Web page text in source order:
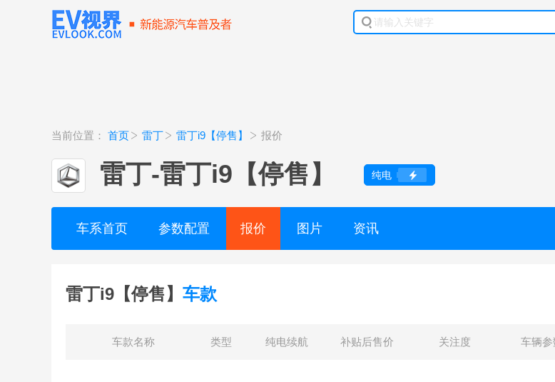
当前位置： 首页 雷丁 雷丁i9【停售】 报价
雷丁-雷丁i9【停售】 纯电
车系首页 参数配置 报价 图片 资讯
雷丁i9【停售】 车款
车款名称 类型 纯电续航 补贴后售价 关注度 车辆参